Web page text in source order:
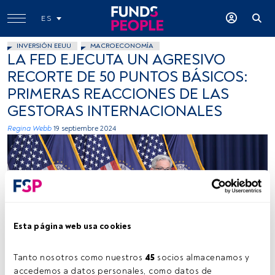
Esta página web usa cookies
Tanto nosotros como nuestros 45 socios almacenamos y
accedemos a datos personales, como datos de
ES
INVERSIÓN EEUU MACROECONOMÍA
LA FED EJECUTA UN AGRESIVO
RECORTE DE 50 PUNTOS BÁSICOS:
PRIMERAS REACCIONES DE LAS
GESTORAS INTERNACIONALES
Regina Webb 19 septiembre 2024